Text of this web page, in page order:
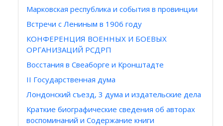
Марковская республика и события в провинции
Встречи с Лениным в 1906 году
КОНФЕРЕНЦИЯ ВОЕННЫХ И БОЕВЫХ
ОРГАНИЗАЦИЙ РСДРП
Восстания в Свеаборге и Кронштадте
II Государственная дума
Лондонский съезд, 3 дума и издательские дела
Краткие биографические сведения об авторах
воспоминаний и Содержание книги